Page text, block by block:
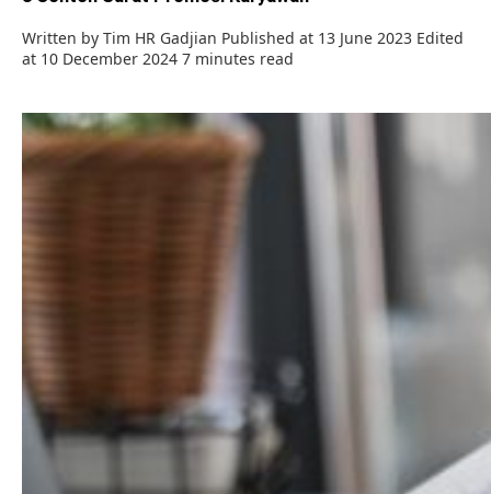
Written by Tim HR Gadjian Published at 13 June 2023 Edited
at 10 December 2024 7 minutes read